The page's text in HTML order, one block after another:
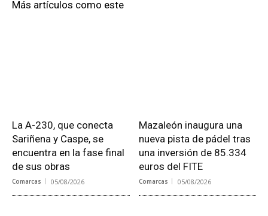
Más artículos como este
La A-230, que conecta
Sariñena y Caspe, se
encuentra en la fase final
de sus obras
Comarcas 05/08/2026
Mazaleón inaugura una
nueva pista de pádel tras
una inversión de 85.334
euros del FITE
Comarcas 05/08/2026